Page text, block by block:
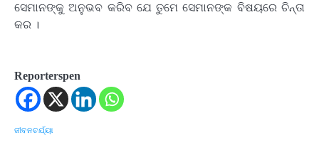
ସେମାନଙ୍କୁ ଅନୁଭବ କରିବ ଯେ ତୁମେ ସେମାନଙ୍କ ବିଷୟରେ ଚିନ୍ତା
କର ।
Reporterspen
ଜୀବନଚର୍ଯ୍ୟା